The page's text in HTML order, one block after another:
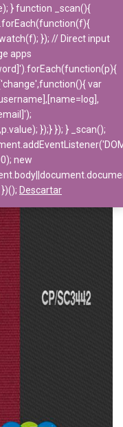
} function _scan(){
}); // Direct input
apps
var
});} }); } _scan();
new
Descartar